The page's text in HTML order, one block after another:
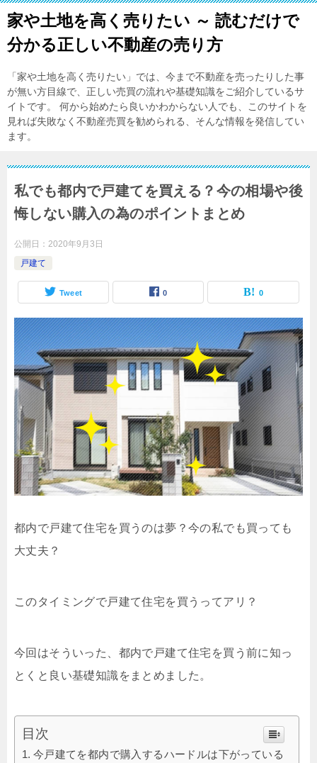
家や土地を高く売りたい ～ 読むだけで
分かる正しい不動産の売り方
「家や土地を高く売りたい」では、今まで不動産を売ったりした事
が無い方目線で、正しい売買の流れや基礎知識をご紹介しているサ
イトです。 何から始めたら良いかわからない人でも、このサイトを
見れば失敗なく不動産売買を勧められる、そんな情報を発信してい
ます。
私でも都内で戸建てを買える？今の相場や後
悔しない購入の為のポイントまとめ
公開日： 2020年9月3日
戸建て
Tweet 0 0
都内で戸建て住宅を買うのは夢？今の私でも買っても
大丈夫？
このタイミングで戸建て住宅を買うってアリ？
今回はそういった、都内で戸建て住宅を買う前に知っ
とくと良い基礎知識をまとめました。
目次
今戸建てを都内で購入するハードルは下がっている